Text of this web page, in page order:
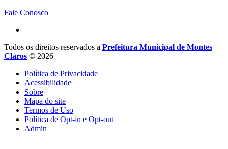
Fale Conosco
Todos os direitos reservados a Prefeitura Municipal de Montes
Claros © 2026
Política de Privacidade
Acessibilidade
Sobre
Mapa do site
Termos de Uso
Política de Opt-in e Opt-out
Admin